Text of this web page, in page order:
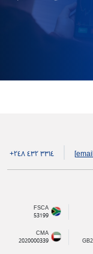
+۲٤۸ ٤۳۲ ۳۳۱٤
FSCA
53199
CMA
2020000339